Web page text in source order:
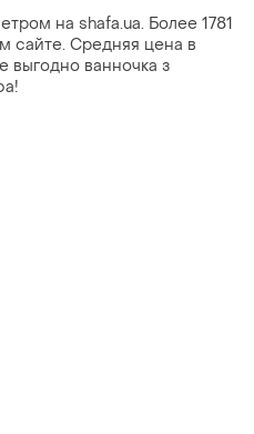
на shafa.ua. Более 1781
сайте. Средняя цена в
выгодно ванночка з